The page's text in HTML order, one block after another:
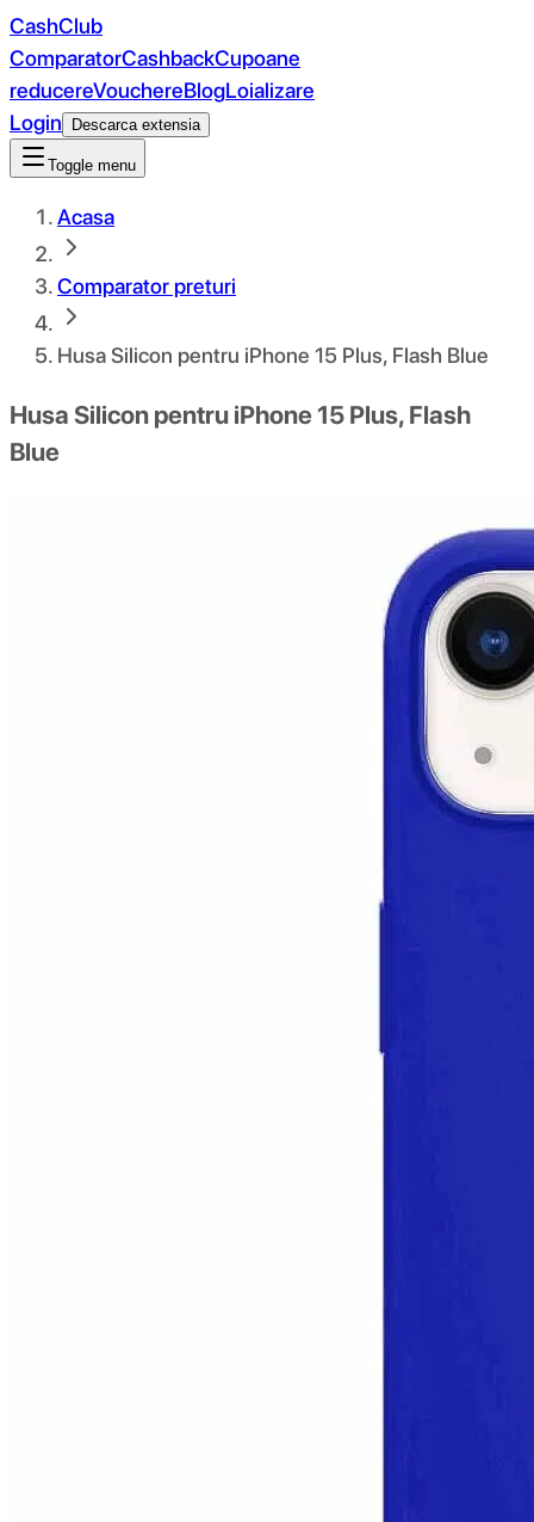
CashClub
ComparatorCashbackCupoane
reducereVouchereBlogLoializare
Login
Descarca extensia
Toggle menu
Acasa
Comparator preturi
Husa Silicon pentru iPhone 15 Plus, Flash Blue
Husa Silicon pentru iPhone 15 Plus, Flash
Blue